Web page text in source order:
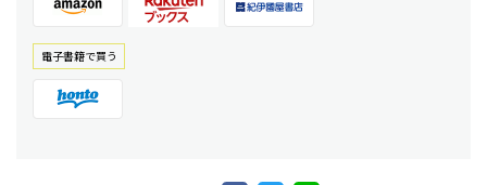
電⼦書籍で買う